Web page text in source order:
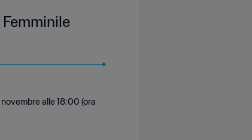
alle 18:00 (ora